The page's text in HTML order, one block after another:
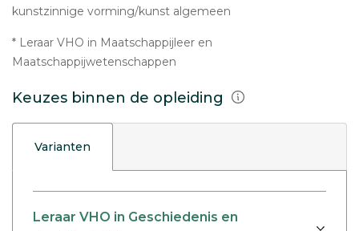
kunstzinnige vorming/kunst algemeen
* Leraar VHO in Maatschappijleer en
Maatschappijwetenschappen
Keuzes binnen de opleiding
Varianten
Leraar VHO in Geschiedenis en